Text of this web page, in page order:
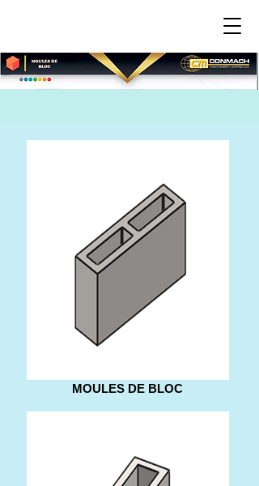
MOULES DE BLOC